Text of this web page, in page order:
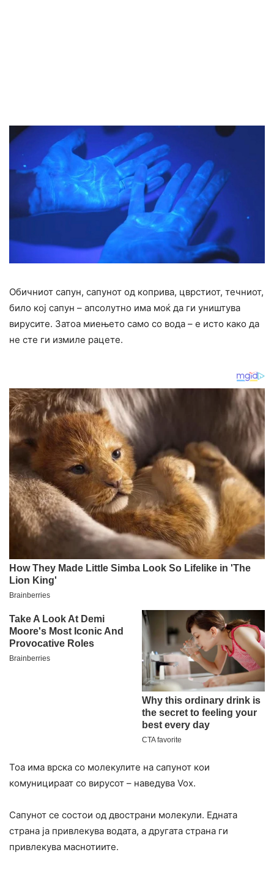
Обичниот сапун, сапунот од коприва, цврстиот, течниот,
било кој сапун – апсолутно има моќ да ги уништува
вирусите. Затоа миењето само со вода – е исто како да
не сте ги измиле рацете.
Тоа има врска со молекулите на сапунот кои
комуницираат со вирусот – наведува Vox.
Сапунот се состои од двострани молекули. Едната
страна ја привлекува водата, а другата страна ги
привлекува маснотиите.